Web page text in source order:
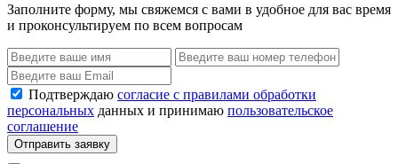
Заполните форму, мы свяжемся с вами в удобное для вас время
и проконсультируем по всем вопросам
Подтверждаю согласие с правилами обработки
персональных данных и принимаю пользовательское
соглашение
Отправить заявку